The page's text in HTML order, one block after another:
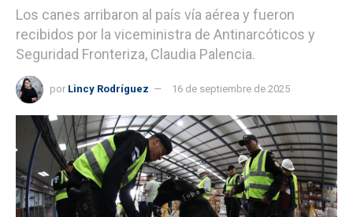
Los canes arribaron al país vía aérea y fueron
recibidos por la viceministra de Antinarcóticos y
Seguridad Fronteriza, Claudia Palencia.
por Lincy Rodríguez 16 de septiembre de 2025